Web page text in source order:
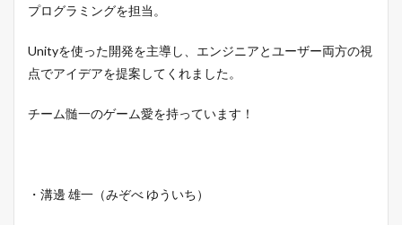
プログラミングを担当。
Unityを使った開発を主導し、エンジニアとユーザー両方の視
点でアイデアを提案してくれました。
チーム髄一のゲーム愛を持っています！
・溝邊 雄一（みぞべ ゆういち）